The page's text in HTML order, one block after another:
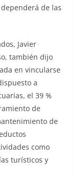
de las
Javier
también dijo
en vincularse
a
el 39 %
de
de
como
turísticos y